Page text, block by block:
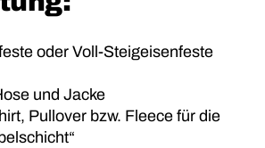
oder Voll-Steigeisenfeste
und Jacke
Pullover bzw. Fleece für die